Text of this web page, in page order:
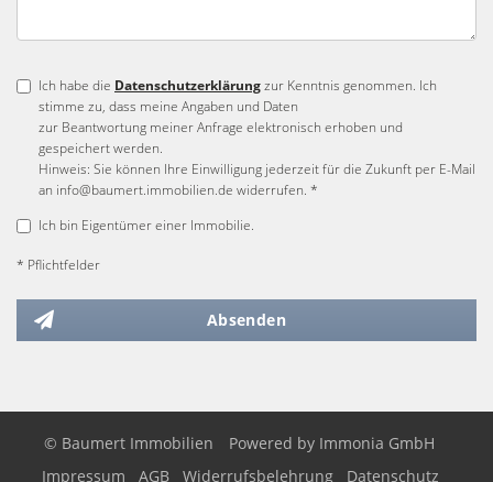
Ich habe die Datenschutzerklärungzur Kenntnis genommen. Ich
stimme zu, dass meine Angaben und Daten
zur Beantwortung meiner Anfrage elektronisch erhoben und
gespeichert werden.
Hinweis: Sie können Ihre Einwilligung jederzeit für die Zukunft per E-Mail
an info@baumert.immobilien.de widerrufen. *
Ich bin Eigentümer einer Immobilie.
* Pflichtfelder
Absenden
© Baumert Immobilien Powered by Immonia GmbH
Impressum
AGB Widerrufsbelehrung Datenschutz